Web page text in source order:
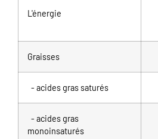
L'énergie
Graisses
- acides gras saturés
- acides gras
monoinsaturés